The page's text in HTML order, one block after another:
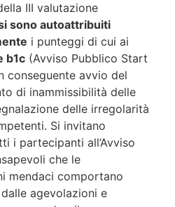
III valutazione
sono autoattribuiti
i punteggi di cui ai
b1c (Avviso Pubblico Start
conseguente avvio del
di inammissibilità delle
delle irregolarità
Si invitano
i partecipanti all’Avviso
che le
mendaci comportano
dalle agevolazioni e